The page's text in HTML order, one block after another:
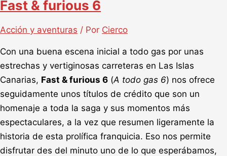
Fast & furious 6
Acción y aventuras / Por Cierco
Con una buena escena inicial a todo gas por unas
estrechas y vertiginosas carreteras en Las Islas
Canarias, Fast & furious 6 (A todo gas 6) nos ofrece
seguidamente unos títulos de crédito que son un
homenaje a toda la saga y sus momentos más
espectaculares, a la vez que resumen ligeramente la
historia de esta prolífica franquicia. Eso nos permite
disfrutar des del minuto uno de lo que esperábamos,